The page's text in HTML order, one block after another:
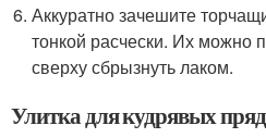
Аккуратно зачешите
тонкой расчески. Их можно
сверху сбрызнуть лаком.
Улитка для кудрявых